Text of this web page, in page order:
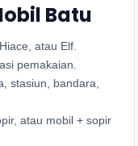
Batu
atau Elf.
pemakaian.
stasiun, bandara,
atau mobil + sopir